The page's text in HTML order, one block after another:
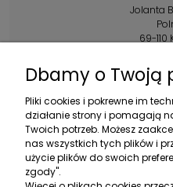
Jolanta
69-110
+48
pon.-pt.:
Dbamy o Twoją
Pliki cookies i pokrewne im
działanie strony i pomagają
Twoich potrzeb. Możesz
nas wszystkich tych plików i
użycie plików do swoich
zgody".